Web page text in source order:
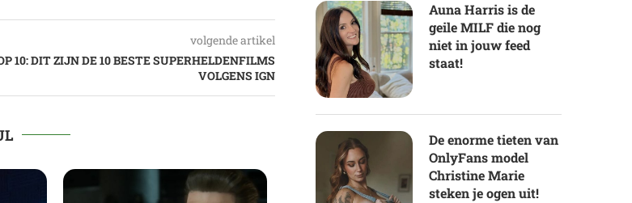
volgende artikel
10: DIT ZIJN DE 10 BESTE SUPERHELDENFILMS
VOLGENS IGN
Auna Harris is de
geile MILF die nog
niet in jouw feed
staat!
De enorme tieten van
OnlyFans model
Christine Marie
steken je ogen uit!